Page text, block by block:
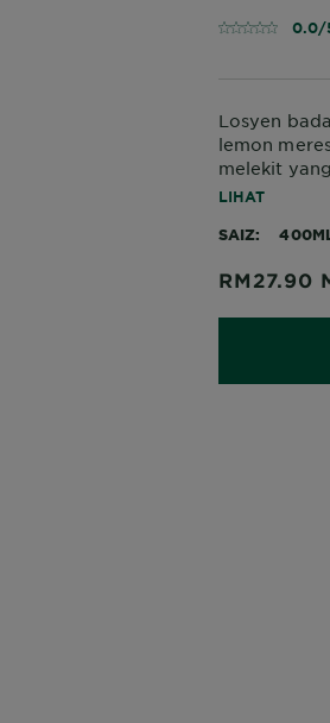
0.0/
Losyen
lemon
melekit
lembap
LIHAT
SAIZ
RM27.90